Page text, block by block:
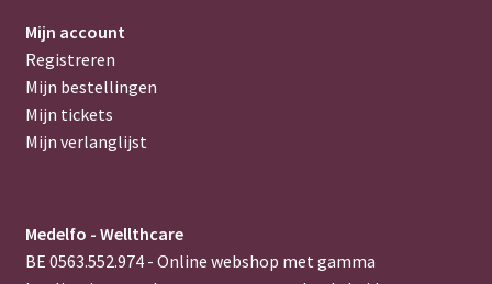
Mijn account
Registreren
Mijn bestellingen
Mijn tickets
Mijn verlanglijst
Medelfo - Wellthcare
BE 0563.552.974 - Online webshop met gamma